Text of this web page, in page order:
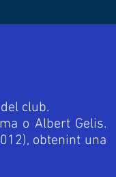
club.
o Albert Gelis.
obtenint una